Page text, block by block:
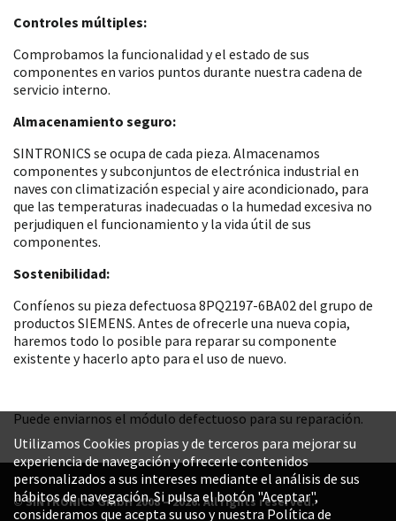
Controles múltiples:
Comprobamos la funcionalidad y el estado de sus
componentes en varios puntos durante nuestra cadena de
servicio interno.
Almacenamiento seguro:
SINTRONICS se ocupa de cada pieza. Almacenamos
componentes y subconjuntos de electrónica industrial en
naves con climatización especial y aire acondicionado, para
que las temperaturas inadecuadas o la humedad excesiva no
perjudiquen el funcionamiento y la vida útil de sus
componentes.
Sostenibilidad:
Confíenos su pieza defectuosa 8PQ2197-6BA02 del grupo de
productos SIEMENS. Antes de ofrecerle una nueva copia,
haremos todo lo posible para reparar su componente
existente y hacerlo apto para el uso de nuevo.
Puede enviarnos el módulo defectuoso para su reparación.
© SINTRONICS GmbH 2008 – 2026. All rights reserved.
Utilizamos Cookies propias y de terceros para mejorar su
experiencia de navegación y ofrecerle contenidos
personalizados a sus intereses mediante el análisis de sus
hábitos de navegación. Si pulsa el botón "Aceptar",
consideramos que acepta su uso y nuestra Política de